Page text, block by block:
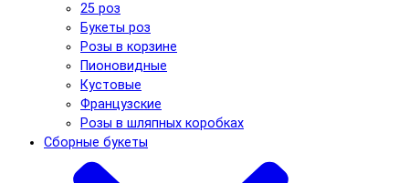
25 роз
Букеты роз
Розы в корзине
Пионовидные
Кустовые
Французские
Розы в шляпных коробках
Сборные букеты